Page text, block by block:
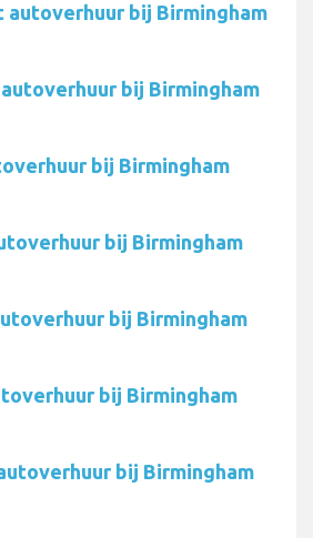
autoverhuur bij Birmingham
bij Birmingham
bij Birmingham
bij Birmingham
bij Birmingham
bij Birmingham
bij Birmingham